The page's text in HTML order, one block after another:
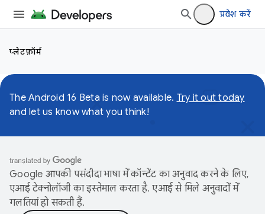
प्रवेश करें
प्लेटफ़ॉर्म
The Android 16 Beta is now available. Try it out today
and let us know what you think!
Google आपकी पसंदीदा भाषा में कॉन्टेंट का अनुवाद करने के लिए,
एआई टेक्नोलॉजी का इस्तेमाल करता है. एआई से मिले अनुवादों में
गलतियां हो सकती हैं.